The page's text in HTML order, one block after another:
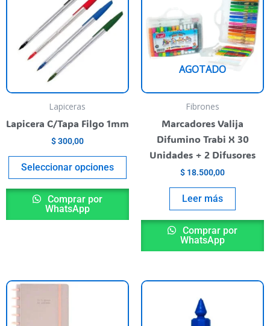
Lapiceras
Lapicera C/Tapa Filgo 1mm
$300,00
Seleccionar opciones
multiple
variants.
may
page
Comprar por
WhatsApp
AGOTADO
Fibrones
Marcadores Valija
Difumino Trabi X 30
Unidades + 2 Difusores
$ 18.500,00
Leer más
Comprar por
WhatsApp
This